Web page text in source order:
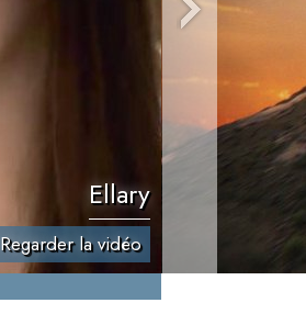
Ellary
Regarder la vidéo